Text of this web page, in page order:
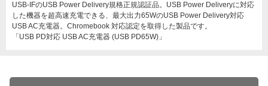
USB-IFのUSB Power Delivery規格正規認証品。USB Power Deliveryに対応
した機器を超高速充電できる、最大出力65WのUSB Power Delivery対応
USB AC充電器。Chromebook 対応認定を取得した製品です。
「USB PD対応 USB AC充電器 (USB PD65W)」